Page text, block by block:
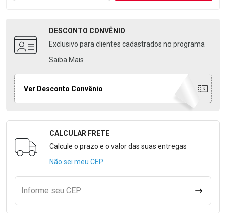
DESCONTO CONVÊNIO
Exclusivo para clientes cadastrados no programa
Saiba Mais
Ver Desconto Convênio
Formulário para Calcular o Frete
CALCULAR FRETE
Calcule o prazo e o valor das suas entregas
Não sei meu CEP
Informe seu CEP